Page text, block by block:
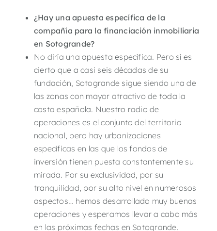
¿Hay una apuesta específica de la
compañía para la financiación inmobiliaria
en Sotogrande?
No diría una apuesta específica. Pero sí es
cierto que a casi seis décadas de su
fundación, Sotogrande sigue siendo una de
las zonas con mayor atractivo de toda la
costa española. Nuestro radio de
operaciones es el conjunto del territorio
nacional, pero hay urbanizaciones
específicas en las que los fondos de
inversión tienen puesta constantemente su
mirada. Por su exclusividad, por su
tranquilidad, por su alto nivel en numerosos
aspectos… hemos desarrollado muy buenas
operaciones y esperamos llevar a cabo más
en las próximas fechas en Sotogrande.